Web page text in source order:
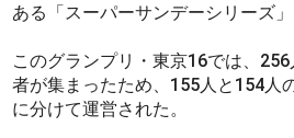
ある「スーパーサンデーシリーズ」
このグランプリ・東京16では、
者が集まったため、155人と154人
に分けて運営された。